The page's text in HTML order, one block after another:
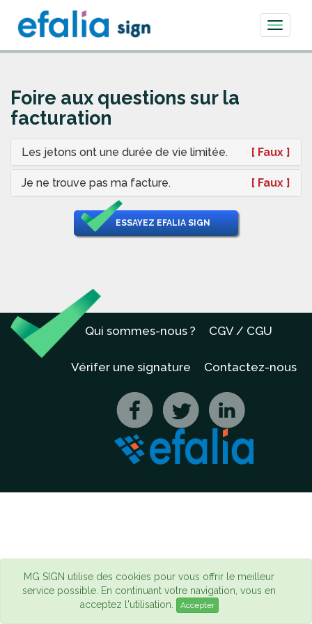
Toggle
Foire aux questions sur la
facturation
[ Faux ]
Les jetons ont une durée de vie limitée.
[ Faux ]
Je ne trouve pas ma facture.
ESSAYEZ EFALIA SIGN
Qui sommes-nous ? CGV / CGU
Vérifer une signature Contactez-nous
MG SIGN utilise des cookies pour vous offrir le meilleur
service possible. En continuant votre navigation, vous en
acceptez l'utilisation.
Accepter